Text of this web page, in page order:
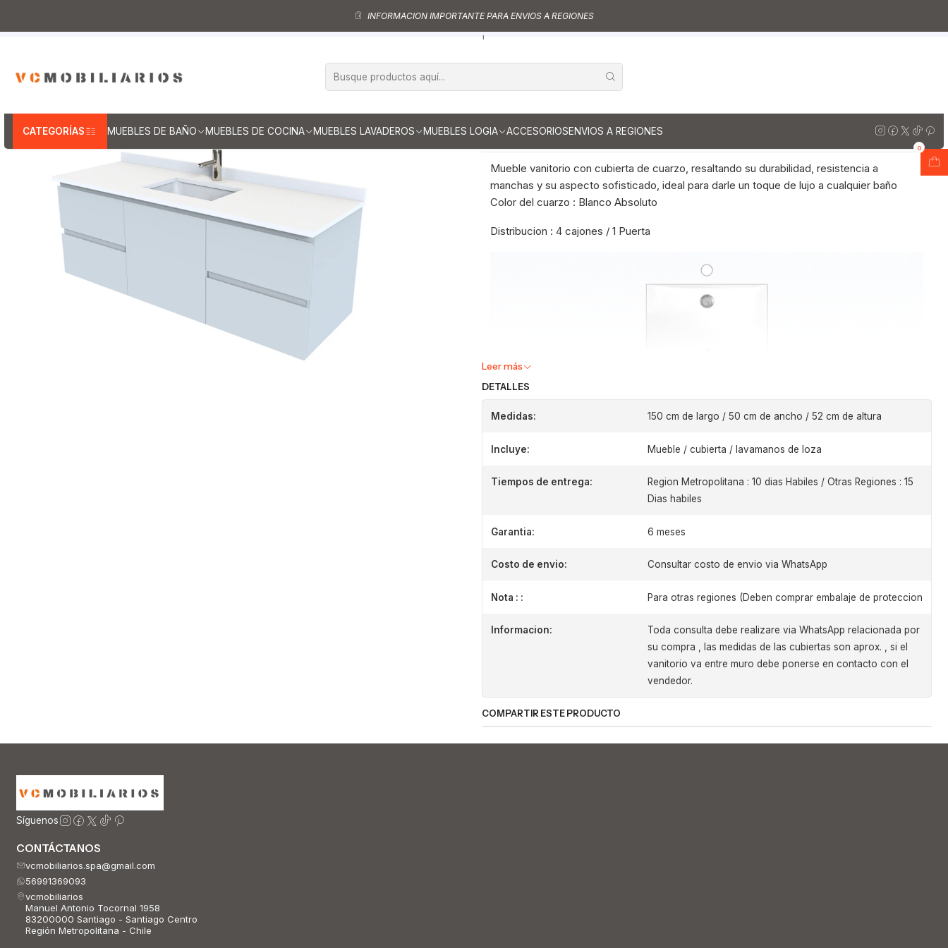
CATEGORÍAS MUEBLES DE BAÑO MUEBLES DE COCINA MUEBLES LAVADEROS MUEBLES LOGIA ACCESORIOSENVIOS A REGIONES
0
INFORMACION IMPORTANTE PARA ENVIOS A REGIONES
Muebles vanitorio aereo - simple Mueble vanitorios aereo - simple de cuarzo
Mueble vanitorio Aéreo de 150 cm con cubierta de cuarzo / M2-1523 -A / Gris Humo
|
cubierta de cuarzo / M2-1523 -A / Gris Humo
Mostrar stock de ubicaciones
Mueble vanitorio con cubierta de cuarzo, resaltando su durabilidad, resistencia a
manchas y su aspecto sofisticado, ideal para darle un toque de lujo a cualquier baño
Color del cuarzo : Blanco Absoluto
Distribucion : 4 cajones / 1 Puerta
Leer más
DETALLES
Medidas: 150 cm de largo / 50 cm de ancho / 52 cm de altura
Incluye: Mueble / cubierta / lavamanos de loza
Tiempos de entrega:
Region Metropolitana : 10 dias Habiles / Otras Regiones : 15
Dias habiles
Garantia: 6 meses
Costo de envio: Consultar costo de envio via WhatsApp
Nota : : Para otras regiones (Deben comprar embalaje de proteccion
Informacion:
Toda consulta debe realizare via WhatsApp relacionada por
su compra , las medidas de las cubiertas son aprox. , si el
vanitorio va entre muro debe ponerse en contacto con el
vendedor.
COMPARTIR ESTE PRODUCTO
Síguenos
CONTÁCTANOS
vcmobiliarios.spa@gmail.com
56991369093
vcmobiliarios
Manuel Antonio Tocornal 1958
83200000 Santiago - Santiago Centro
Región Metropolitana - Chile